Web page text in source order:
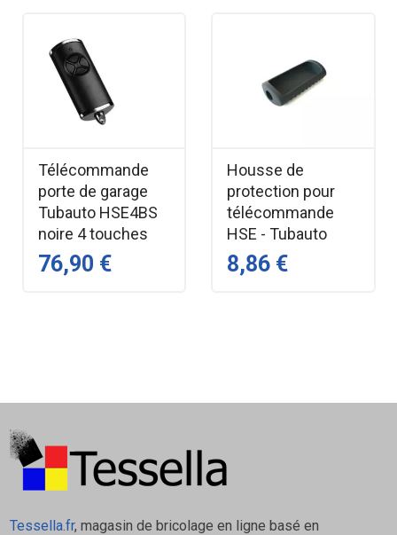
Télécommande
porte de garage
Tubauto HSE4BS
noire 4 touches
76,90 €
Housse de
protection pour
télécommande
HSE - Tubauto
8,86 €
Tessella.fr, magasin de bricolage en ligne basé en